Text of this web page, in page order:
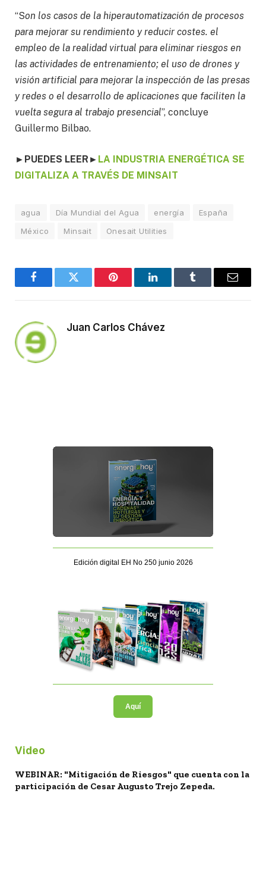
“Son los casos de la hiperautomatización de procesos
para mejorar su rendimiento y reducir costes. el
empleo de la realidad virtual para eliminar riesgos en
las actividades de entrenamiento; el uso de drones y
visión artificial para mejorar la inspección de las presas
y redes o el desarrollo de aplicaciones que faciliten la
vuelta segura al trabajo presencial”, concluye
Guillermo Bilbao.
►PUEDES LEER ► LA INDUSTRIA ENERGÉTICA SE
DIGITALIZA A TRAVÉS DE MINSAIT
agua Día Mundial del Agua energía
España
México
Minsait Onesait Utilities
FacebookTwitter Pinterest LinkedInTumblr Email
Juan Carlos Chávez
Edición digital EH No 250 junio 2026
Aquí
Video
WEBINAR: "Mitigación de Riesgos" que cuenta con la
participación de Cesar Augusto Trejo Zepeda.